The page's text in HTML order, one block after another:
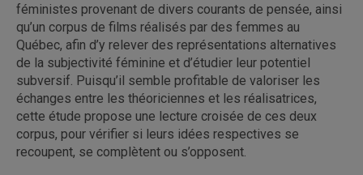
féministes provenant de divers courants de pensée, ainsi
qu’un corpus de films réalisés par des femmes au
Québec, afin d’y relever des représentations alternatives
de la subjectivité féminine et d’étudier leur potentiel
subversif. Puisqu’il semble profitable de valoriser les
échanges entre les théoriciennes et les réalisatrices,
cette étude propose une lecture croisée de ces deux
corpus, pour vérifier si leurs idées respectives se
recoupent, se complètent ou s’opposent.